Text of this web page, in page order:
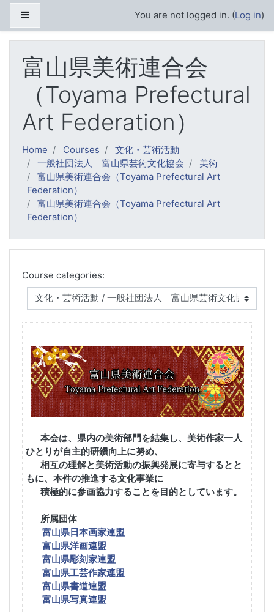
Skip to main content
You are not logged in. (Log in)
富山県美術連合会
（Toyama Prefectural
Art Federation）
Home Courses
文化・芸術活動
一般社団法人 富山県芸術文化協会
美術
富山県美術連合会（Toyama Prefectural Art
Federation）
富山県美術連合会（Toyama Prefectural Art
Federation）
Course categories:
本会は、県内の美術部門を結集し、美術作家一人
ひとりが自主的研鑽向上に努め、
相互の理解と美術活動の振興発展に寄与するとと
もに、本件の推進する文化事業に
積極的に参画協力することを目的としています。
所属団体
富山県日本画家連盟
富山県洋画連盟
富山県彫刻家連盟
富山県工芸作家連盟
富山県書道連盟
富山県写真連盟